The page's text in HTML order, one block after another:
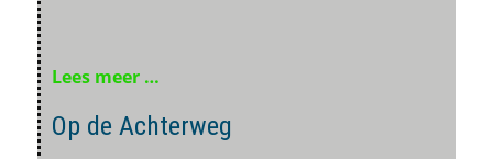
Lees meer …
Op de Achterweg